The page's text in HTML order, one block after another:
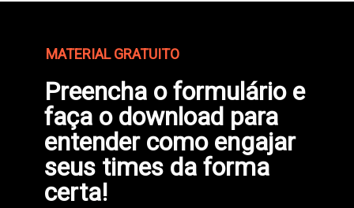
MATERIAL GRATUITO
Preencha o formulário e
faça o download para
entender como engajar
seus times da forma
certa!